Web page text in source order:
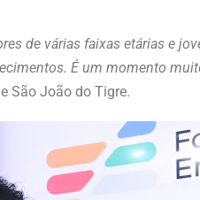
de várias faixas etárias e
É um momento
São João do Tigre.